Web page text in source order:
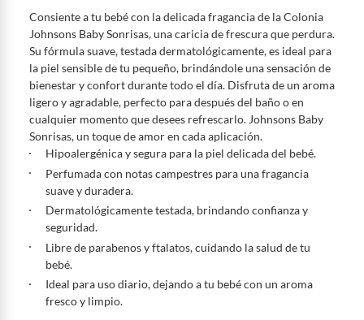
De conformidad con lo establecido en el artículo 47 de la Ley 1480 de
2011 en armonía con el artículo 3 de la Ley 2439 de 2024, el término
para que el cliente ejerza su derecho de retracto será de cinco (5) días
hábiles contados a partir de la recepción del producto, adicional el
producto deberá estar en las mismas condiciones de la entrega; esto es,
en su caja original, con los sellos y sin uso.
Tienes 30 días calendario
desde que recibes el producto para
pedir su devolución. Ten en cuenta que hay productos de ciertas
categorías no se pueden devolver si cambias de opinión:
Ten en cuenta que hay productos de ciertas categorías no se
personal, alimentos, bebidas, suplementos, medicamentos,
vitaminas, intangibles, licencias, eléctricos, electrodomésticos,
electrónicos, tecnología, colchones, muebles y máquinas
deportivas.
Para conocer más sobre el derecho de retracto y nuestra política de
devolución ingresa a
Consiente a tu bebé con la delicada fragancia de la Colonia
Johnsons Baby Sonrisas, una caricia de frescura que perdura.
Su fórmula suave, testada dermatológicamente, es ideal para
la piel sensible de tu pequeño, brindándole una sensación de
bienestar y confort durante todo el día. Disfruta de un aroma
ligero y agradable, perfecto para después del baño o en
cualquier momento que desees refrescarlo. Johnsons Baby
Sonrisas, un toque de amor en cada aplicación.
Hipoalergénica y segura para la piel delicada del bebé.
Perfumada con notas campestres para una fragancia
suave y duradera.
Dermatológicamente testada, brindando confianza y
seguridad.
Libre de parabenos y ftalatos, cuidando la salud de tu
bebé.
Ideal para uso diario, dejando a tu bebé con un aroma
fresco y limpio.